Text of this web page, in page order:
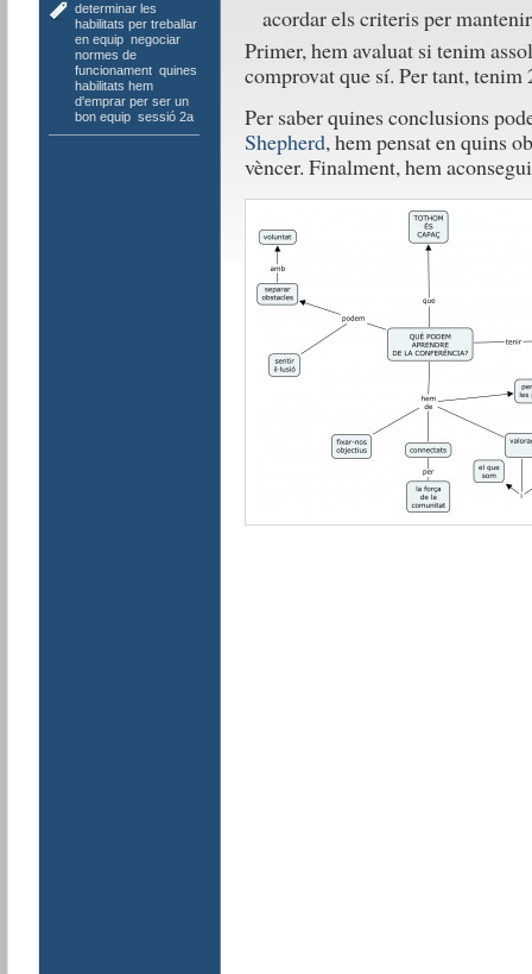
determinar les
habilitats per treballar
en equip, negociar
normes de
funcionament, quines
habilitats hem
d'emprar per ser un
bon equip, sessió 2a
acordar els criteris per
Primer, hem avaluat si tenim
comprovat que sí. Per tant,
Per saber quines conclusions
Shepherd, hem pensat en quins
vèncer. Finalment, hem